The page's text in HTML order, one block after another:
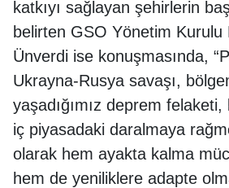
katkıyı sağlayan şehirlerin
belirten GSO Yönetim Kurulu
Ünverdi ise konuşmasında,
Ukrayna-Rusya savaşı,
yaşadığımız deprem
iç piyasadaki daralmaya
olarak hem ayakta kalma
hem de yeniliklere adapte